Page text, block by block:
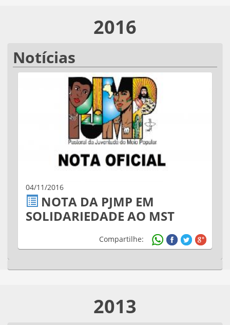
2016
Notícias
04/11/2016
NOTA DA PJMP EM
SOLIDARIEDADE AO MST
Compartilhe:
2013